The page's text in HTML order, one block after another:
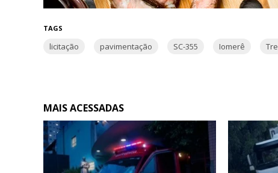
TAGS
licitação pavimentação SC-355 Iomerê
MAIS ACESSADAS